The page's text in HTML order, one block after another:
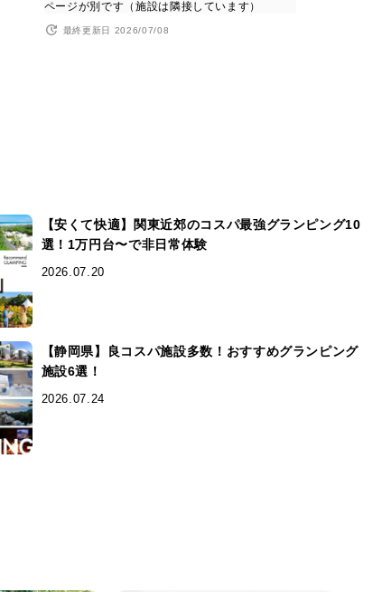
ページが別です（施設は隣接しています）
最終更新日 2026/07/08
【安くて快適】関東近郊のコスパ最強グランピング10
選！1万円台〜で非日常体験
2026.07.20
【静岡県】良コスパ施設多数！おすすめグランピング
施設6選！
2026.07.24